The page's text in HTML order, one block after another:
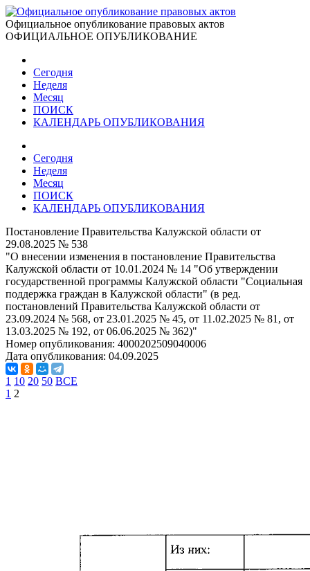
Официальное опубликование правовых актов
ОФИЦИАЛЬНОЕ ОПУБЛИКОВАНИЕ
Сегодня
Неделя
Месяц
ПОИСК
КАЛЕНДАРЬ ОПУБЛИКОВАНИЯ
Сегодня
Неделя
Месяц
ПОИСК
КАЛЕНДАРЬ ОПУБЛИКОВАНИЯ
Постановление Правительства Калужской области от
29.08.2025 № 538
"О внесении изменения в постановление Правительства
Калужской области от 10.01.2024 № 14 "Об утверждении
государственной программы Калужской области "Социальная
поддержка граждан в Калужской области" (в ред.
постановлений Правительства Калужской области от
23.09.2024 № 568, от 23.01.2025 № 45, от 11.02.2025 № 81, от
13.03.2025 № 192, от 06.06.2025 № 362)"
Номер опубликования: 4000202509040006
Дата опубликования: 04.09.2025
1 10 20 50 ВСЕ
1 2